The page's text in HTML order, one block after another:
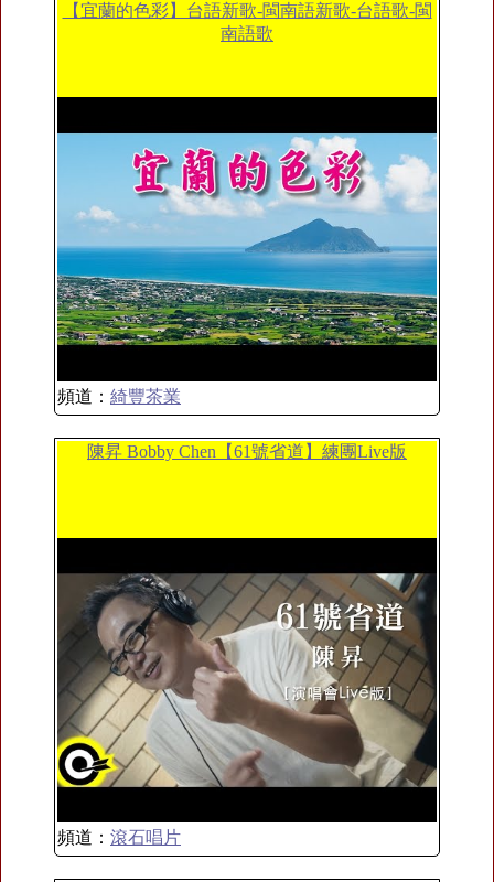
【宜蘭的色彩】台語新歌-閩南語新歌-台語歌-閩
南語歌
頻道： 綺豐茶業
陳昇 Bobby Chen【61號省道】練團Live版
頻道： 滾石唱片